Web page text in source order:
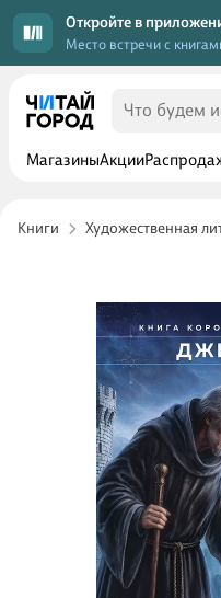
Откройте в
Место встречи с
МагазиныАкции
Книги Художественная